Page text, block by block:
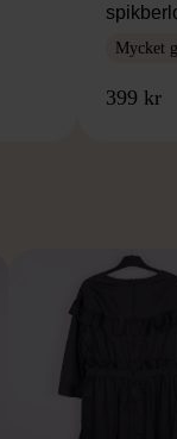
Mycket
399 kr